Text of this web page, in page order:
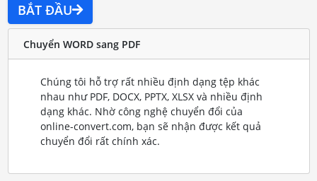
BẮT ĐẦU
Chuyển WORD sang PDF
Chúng tôi hỗ trợ rất nhiều định dạng tệp khác
nhau như PDF, DOCX, PPTX, XLSX và nhiều định
dạng khác. Nhờ công nghệ chuyển đổi của
online-convert.com, bạn sẽ nhận được kết quả
chuyển đổi rất chính xác.